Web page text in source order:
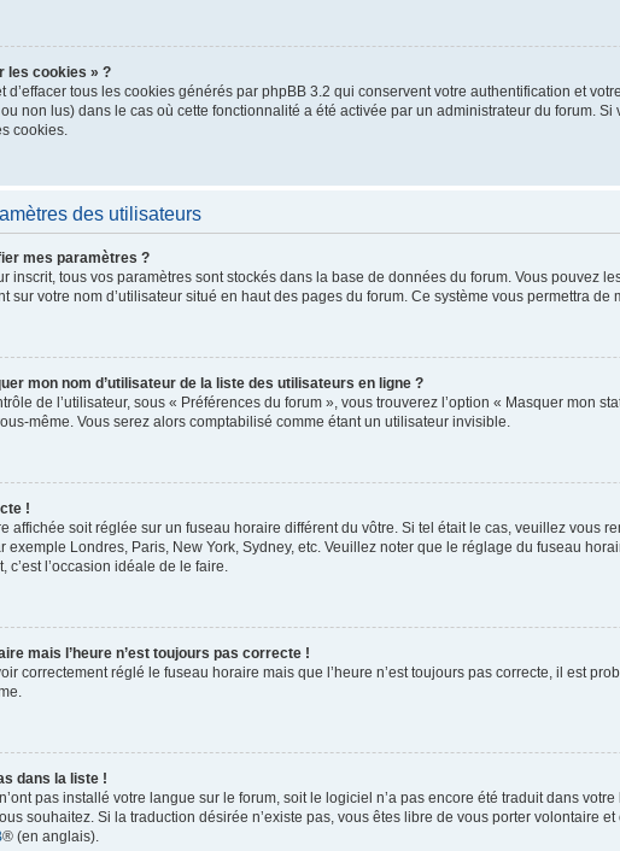
les cookies » ?
d’effacer tous les cookies générés par phpBB 3.2 qui conservent votre authentification et
non lus) dans le cas où cette fonctionnalité a été activée par un administrateur du forum.
cookies.
des utilisateurs
mes paramètres ?
inscrit, tous vos paramètres sont stockés dans la base de données du forum. Vous pouvez
sur votre nom d’utilisateur situé en haut des pages du forum. Ce système vous permettra de
mon nom d’utilisateur de la liste des utilisateurs en ligne ?
de l’utilisateur, sous « Préférences du forum », vous trouverez l’option « Masquer mon
même. Vous serez alors comptabilisé comme étant un utilisateur invisible.
!
affichée soit réglée sur un fuseau horaire différent du vôtre. Si tel était le cas, veuillez
exemple Londres, Paris, New York, Sydney, etc. Veuillez noter que le réglage du fuseau
c’est l’occasion idéale de le faire.
mais l’heure n’est toujours pas correcte !
correctement réglé le fuseau horaire mais que l’heure n’est toujours pas correcte, il est
dans la liste !
pas installé votre langue sur le forum, soit le logiciel n’a pas encore été traduit dans
souhaitez. Si la traduction désirée n’existe pas, vous êtes libre de vous porter volontaire
® (en anglais).